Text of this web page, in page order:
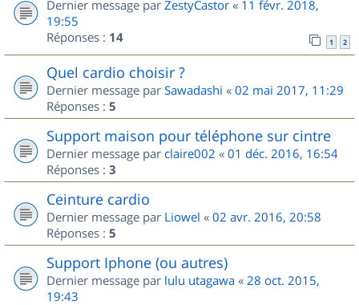
Dernier message par ZestyCastor « 11 févr. 2018,
19:55
Réponses : 14 1 2
Quel cardio choisir ?
Dernier message par Sawadashi « 02 mai 2017, 11:29
Réponses : 5
Support maison pour téléphone sur cintre
Dernier message par claire002 « 01 déc. 2016, 16:54
Réponses : 3
Ceinture cardio
Dernier message par Liowel « 02 avr. 2016, 20:58
Réponses : 5
Support Iphone (ou autres)
Dernier message par lulu utagawa « 28 oct. 2015,
19:43